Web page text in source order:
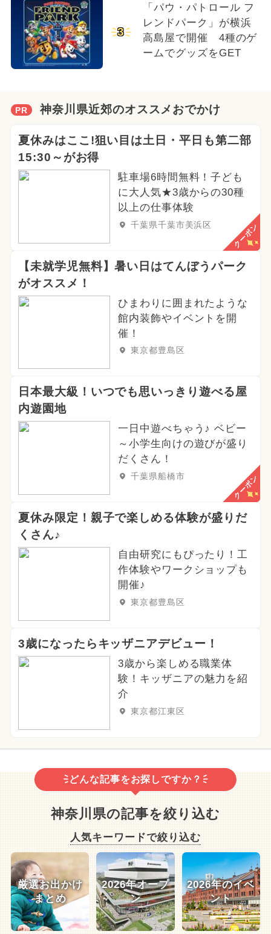
3
「パウ・パトロール フ
レンドパーク」が横浜
高島屋で開催 4種のゲ
ームでグッズをGET
PR 神奈川県近郊のオススメおでかけ
夏休みはここ!狙い目は土日・平日も第二部
15:30～がお得
駐車場6時間無料！子ども
に大人気★3歳からの30種
以上の仕事体験
千葉県千葉市美浜区 クーポン
【未就学児無料】暑い日はてんぼうパーク
がオススメ！
ひまわりに囲まれたような
館内装飾やイベントを開
催！
東京都豊島区
日本最大級！いつでも思いっきり遊べる屋
内遊園地
一日中遊べちゃう♪ ベビー
～小学生向けの遊びが盛り
だくさん！
千葉県船橋市 クーポン
夏休み限定！親子で楽しめる体験が盛りだ
くさん♪
自由研究にもぴったり！工
作体験やワークショップも
開催♪
東京都豊島区
3歳になったらキッザニアデビュー！
3歳から楽しめる職業体
験！キッザニアの魅力を紹
介
東京都江東区
どんな記事をお探しですか？
神奈川県の記事を絞り込む
人気キーワードで絞り込む
厳選お出かけ
まとめ
2026年オープ
ン
2026年のイベ
ント